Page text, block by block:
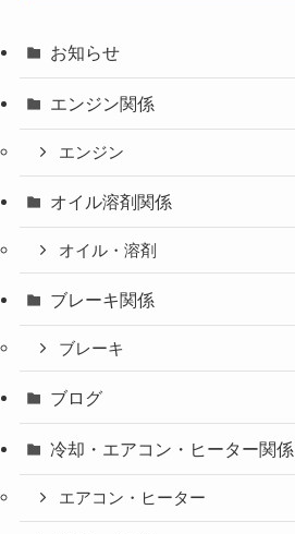
お知らせ
エンジン関係
エンジン
オイル溶剤関係
オイル・溶剤
ブレーキ関係
ブレーキ
ブログ
冷却・エアコン・ヒーター関係
エアコン・ヒーター